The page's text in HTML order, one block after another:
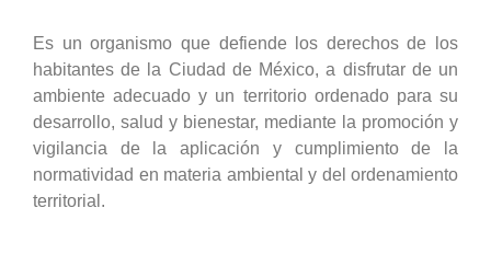
Es un organismo que defiende los derechos de los
habitantes de la Ciudad de México, a disfrutar de un
ambiente adecuado y un territorio ordenado para su
desarrollo, salud y bienestar, mediante la promoción y
vigilancia de la aplicación y cumplimiento de la
normatividad en materia ambiental y del ordenamiento
territorial.